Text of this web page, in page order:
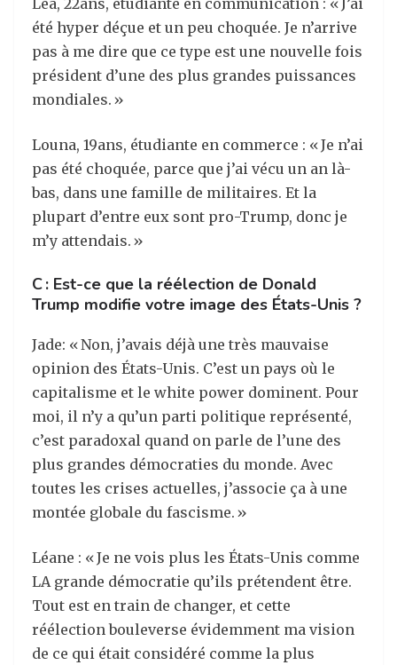
Léa, 22ans, étudiante en communication : « J’ai
été hyper déçue et un peu choquée. Je n’arrive
pas à me dire que ce type est une nouvelle fois
président d’une des plus grandes puissances
mondiales. »
Louna, 19ans, étudiante en commerce : « Je n’ai
pas été choquée, parce que j’ai vécu un an là-
bas, dans une famille de militaires. Et la
plupart d’entre eux sont pro-Trump, donc je
m’y attendais. »
C : Est-ce que la réélection de Donald
Trump modifie votre image des États-Unis ?
Jade: « Non, j’avais déjà une très mauvaise
opinion des États-Unis. C’est un pays où le
capitalisme et le white power dominent. Pour
moi, il n’y a qu’un parti politique représenté,
c’est paradoxal quand on parle de l’une des
plus grandes démocraties du monde. Avec
toutes les crises actuelles, j’associe ça à une
montée globale du fascisme. »
Léane : « Je ne vois plus les États-Unis comme
LA grande démocratie qu’ils prétendent être.
Tout est en train de changer, et cette
réélection bouleverse évidemment ma vision
de ce qui était considéré comme la plus